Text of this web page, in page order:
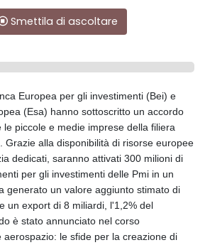
Smettila di ascoltare
Europea per gli investimenti (Bei) e
(Esa) hanno sottoscritto un accordo
le piccole e medie imprese della filiera
Grazie alla disponibilità di risorse europee
dedicati, saranno attivati 300 milioni di
per gli investimenti delle Pmi in un
generato un valore aggiunto stimato di
un export di 8 miliardi, l'1,2% del
è stato annunciato nel corso
le sfide per la creazione di